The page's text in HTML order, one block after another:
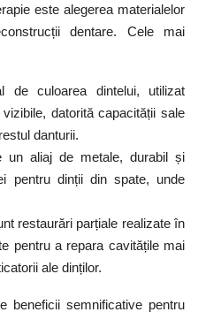
este alegerea materialelor
dentare. Cele mai
de culoarea dintelui, utilizat
datorită capacității sale
danturii.
un aliaj de metale, durabil și
pentru dinții din spate, unde
restaurări parțiale realizate în
pentru a repara cavitățile mai
ale dinților.
beneficii semnificative pentru